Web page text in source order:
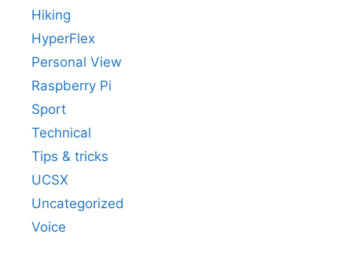
Hiking
HyperFlex
Personal View
Raspberry Pi
Sport
Technical
Tips & tricks
UCSX
Uncategorized
Voice